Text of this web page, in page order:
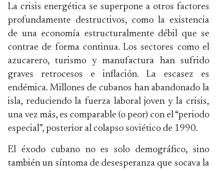
La crisis energética se superpone a otros factores
profundamente destructivos, como la existencia
de una economía estructuralmente débil que se
contrae de forma continua. Los sectores como el
azucarero, turismo y manufactura han sufrido
graves retrocesos e inflación. La escasez es
endémica. Millones de cubanos han abandonado la
isla, reduciendo la fuerza laboral joven y la crisis,
una vez más, es comparable (o peor) con el “periodo
especial”, posterior al colapso soviético de 1990.
El éxodo cubano no es solo demográfico, sino
también un síntoma de desesperanza que socava la